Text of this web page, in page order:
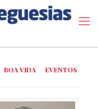
BOA VIDA
EVENTOS